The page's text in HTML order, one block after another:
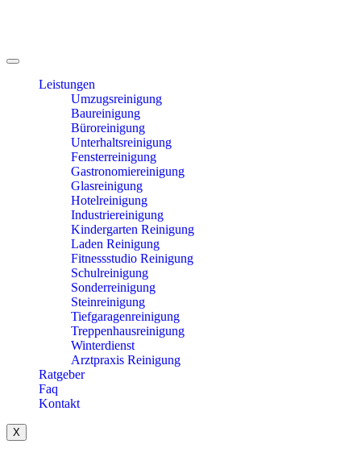
Leistungen
Umzugsreinigung
Baureinigung
Büroreinigung
Unterhaltsreinigung
Fensterreinigung
Gastronomiereinigung
Glasreinigung
Hotelreinigung
Industriereinigung
Kindergarten Reinigung
Laden Reinigung
Fitnessstudio Reinigung
Schulreinigung
Sonderreinigung
Steinreinigung
Tiefgaragenreinigung
Treppenhausreinigung
Winterdienst
Arztpraxis Reinigung
Ratgeber
Faq
Kontakt
X